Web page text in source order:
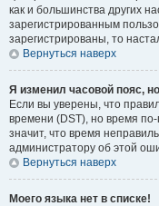
как и большинства других
зарегистрированным
зарегистрированы, то
Вернуться наверх
Я изменил часовой пояс,
Если вы уверены, что
времени (DST), но время
значит, что время
администратору об этой
Вернуться наверх
Моего языка нет в списке!